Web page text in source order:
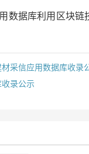
数据库利用区块
采信应用数据库收录
录公示